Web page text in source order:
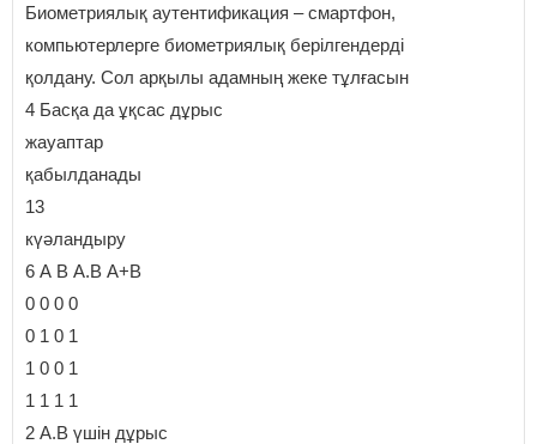
Биометриялық аутентификация – смартфон,
компьютерлерге биометриялық берілгендерді
қолдану. Сол арқылы адамның жеке тұлғасын
4 Басқа да ұқсас дұрыс
жауаптар
қабылданады
13
күәландыру
6 А В А.В А+В
0 0 0 0
0 1 0 1
1 0 0 1
1 1 1 1
2 А.В үшін дұрыс